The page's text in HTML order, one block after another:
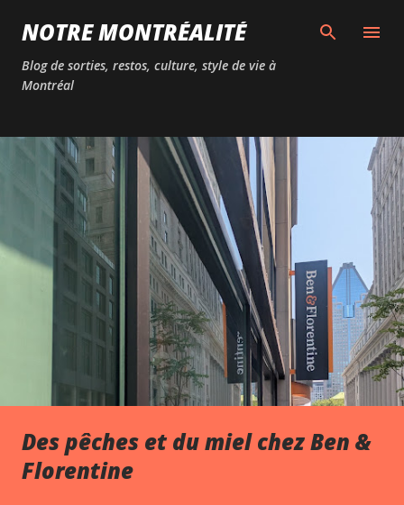
Passer au contenu principal
NOTRE MONTRÉALITÉ
Blog de sorties, restos, culture, style de vie à
Montréal
Des pêches et du miel chez Ben &
Florentine